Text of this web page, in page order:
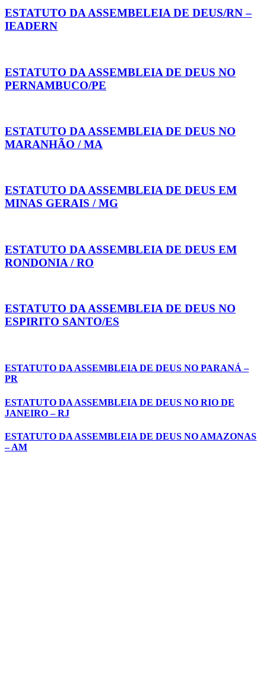
ESTATUTO DA ASSEMBELEIA DE DEUS/RN –
IEADERN
ESTATUTO DA ASSEMBLEIA DE DEUS NO
PERNAMBUCO/PE
ESTATUTO DA ASSEMBLEIA DE DEUS NO
MARANHÃO / MA
ESTATUTO DA ASSEMBLEIA DE DEUS EM
MINAS GERAIS / MG
ESTATUTO DA ASSEMBLEIA DE DEUS EM
RONDONIA / RO
ESTATUTO DA ASSEMBLEIA DE DEUS NO
ESPIRITO SANTO/ES
ESTATUTO DA ASSEMBLEIA DE DEUS NO PARANÁ –
PR
ESTATUTO DA ASSEMBLEIA DE DEUS NO RIO DE
JANEIRO – RJ
ESTATUTO DA ASSEMBLEIA DE DEUS NO AMAZONAS
– AM